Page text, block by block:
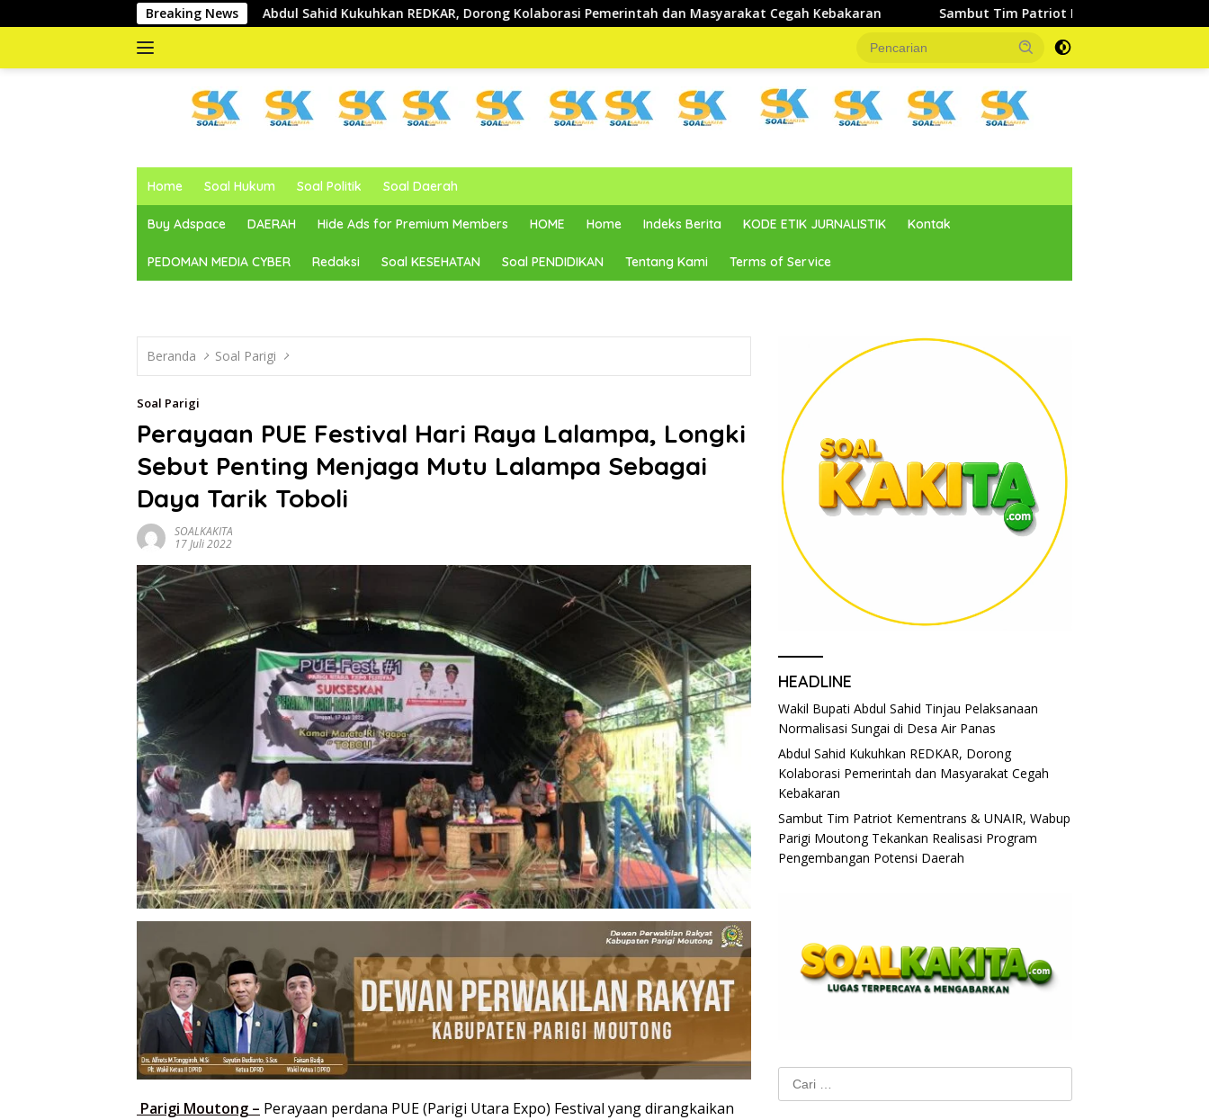
ke
Breaking News
Abdul Sahid Kukuhkan REDKAR, Dorong Kolaborasi Pemerintah dan Masyarakat Cegah Kebakaran Sambut Tim Patriot Kementrans & UNAIR, Wabup Parigi Moutong
dan
Home Soal Hukum Soal Politik Soal Daerah
Buy Adspace DAERAH Hide Ads for Premium Members HOME Home Indeks Berita KODE ETIK JURNALISTIK Kontak
PEDOMAN MEDIA CYBER Redaksi Soal KESEHATAN Soal PENDIDIKAN Tentang Kami Terms of Service
Beranda Soal Parigi
Soal Parigi
Perayaan PUE Festival Hari Raya Lalampa, Longki
Sebut Penting Menjaga Mutu Lalampa Sebagai
Daya Tarik Toboli
SOALKAKITA
17 Juli 2022
Parigi Moutong – Perayaan perdana PUE (Parigi Utara Expo) Festival yang dirangkaikan
HEADLINE
Wakil Bupati Abdul Sahid Tinjau Pelaksanaan
Normalisasi Sungai di Desa Air Panas
Abdul Sahid Kukuhkan REDKAR, Dorong
Kolaborasi Pemerintah dan Masyarakat Cegah
Kebakaran
Sambut Tim Patriot Kementrans & UNAIR, Wabup
Parigi Moutong Tekankan Realisasi Program
Pengembangan Potensi Daerah
Cari
untuk: